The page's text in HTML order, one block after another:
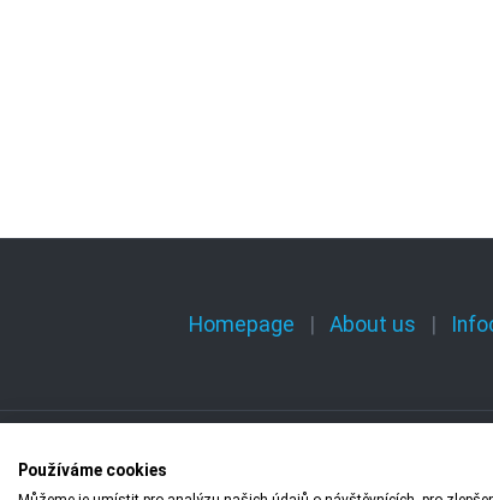
Homepage About us
Copyright ©
Používáme cookies